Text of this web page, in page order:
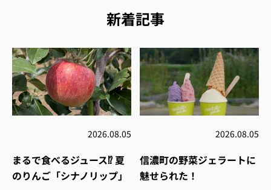
新着記事
2026.08.05
まるで食べるジュース⁉︎ 夏
のりんご「シナノリップ」
2026.08.05
信濃町の野菜ジェラートに
魅せられた！